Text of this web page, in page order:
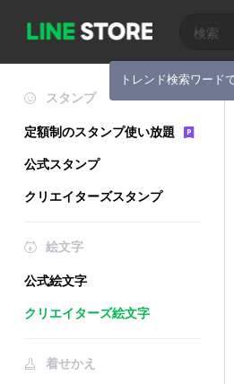
トレンド検索ワード
スタンプ
定額制のスタンプ使い放題
公式スタンプ
クリエイターズスタンプ
絵文字
公式絵文字
クリエイターズ絵文字
着せかえ